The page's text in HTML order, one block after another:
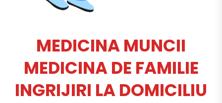
MEDICINA MUNCII
MEDICINA DE FAMILIE
INGRIJIRI LA DOMICILIU